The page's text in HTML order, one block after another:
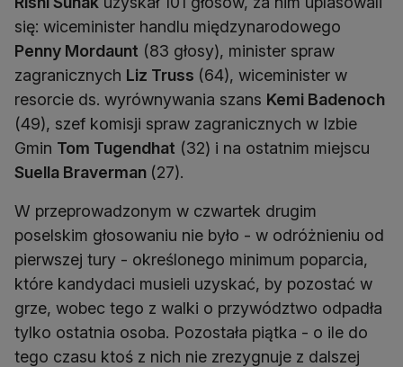
się: wiceminister handlu międzynarodowego
Penny Mordaunt (83 głosy), minister spraw
zagranicznych Liz Truss (64), wiceminister w
resorcie ds. wyrównywania szans Kemi Badenoch
(49), szef komisji spraw zagranicznych w Izbie
Gmin Tom Tugendhat (32) i na ostatnim miejscu
Suella Braverman (27).
W przeprowadzonym w czwartek drugim
poselskim głosowaniu nie było - w odróżnieniu od
pierwszej tury - określonego minimum poparcia,
które kandydaci musieli uzyskać, by pozostać w
grze, wobec tego z walki o przywództwo odpadła
tylko ostatnia osoba. Pozostała piątka - o ile do
tego czasu ktoś z nich nie zrezygnuje z dalszej